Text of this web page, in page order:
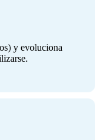
y evoluciona